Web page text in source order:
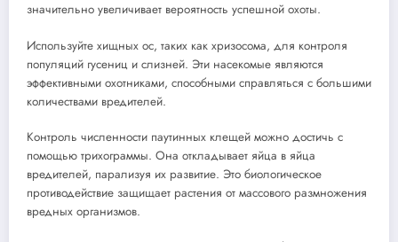
значительно увеличивает вероятность успешной охоты.
Используйте хищных ос, таких как хризосома, для контроля
популяций гусениц и слизней. Эти насекомые являются
эффективными охотниками, способными справляться с большими
количествами вредителей.
Контроль численности паутинных клещей можно достичь с
помощью трихограммы. Она откладывает яйца в яйца
вредителей, парализуя их развитие. Это биологическое
противодействие защищает растения от массового размножения
вредных организмов.